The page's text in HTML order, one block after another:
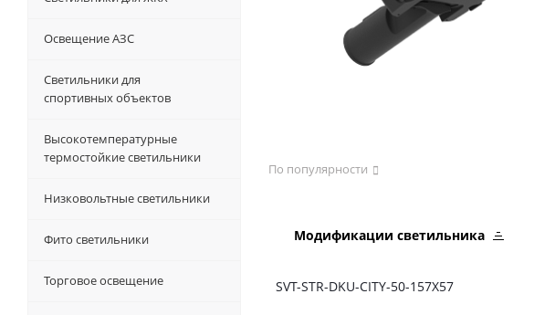
По популярности
Модификации светильника
SVT-STR-DKU-CITY-50-157X57
Освещение АЗС
Светильники для
спортивных объектов
Высокотемпературные
термостойкие светильники
Низковольтные светильники
Фито светильники
Торговое освещение